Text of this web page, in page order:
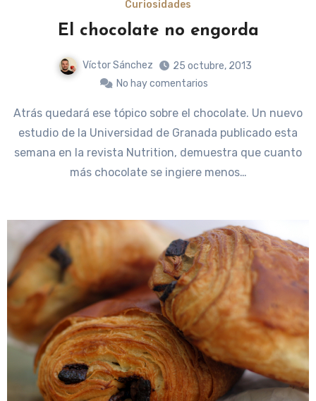
Curiosidades
El chocolate no engorda
Víctor Sánchez
25 octubre, 2013
No hay comentarios
Atrás quedará ese tópico sobre el chocolate. Un nuevo
estudio de la Universidad de Granada publicado esta
semana en la revista Nutrition, demuestra que cuanto
más chocolate se ingiere menos…